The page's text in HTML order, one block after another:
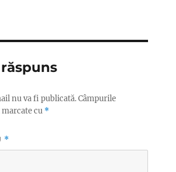
nu va fi publicată.Câmpurile
cu *
*